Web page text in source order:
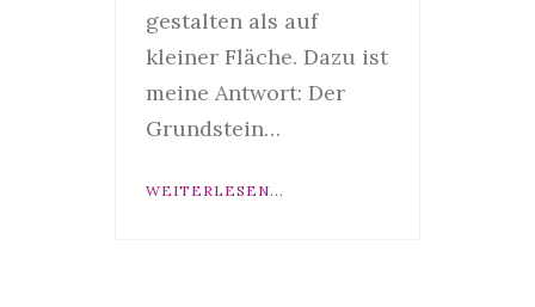
gestalten als auf
kleiner Fläche. Dazu ist
meine Antwort: Der
Grundstein…
WEITERLESEN...